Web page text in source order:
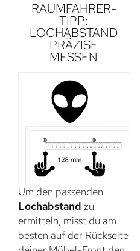
RAUMFAHRER-
TIPP:
LOCHABSTAND
PRÄZISE
MESSEN
Um den passenden
Lochabstand zu
ermitteln, misst du am
besten auf der Rückseite